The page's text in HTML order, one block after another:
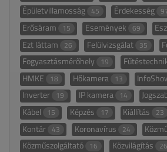
Épületvillamosság 45 Érdekesség
Erősáram 15 Események 69
Ezt láttam 26 Felülvizsgálat 35
Fogyasztásmérőhely 19
HMKE 18 Hőkamera 13
Inverter 19 IP kamera 14
Kábel 15 Képzés 17 Kiállítás 23
Kontár 43 Koronavírus 24
Közműszolgáltató 16 Közvilágítás 26